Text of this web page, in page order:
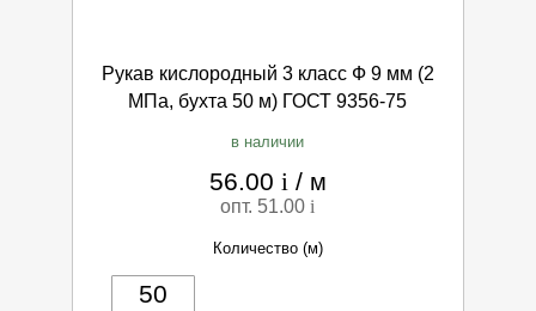
Рукав кислородный 3 класс Ф 9 мм (2
МПа, бухта 50 м) ГОСТ 9356-75
в наличии
56.00 i / м
опт. 51.00i
Количество (м)